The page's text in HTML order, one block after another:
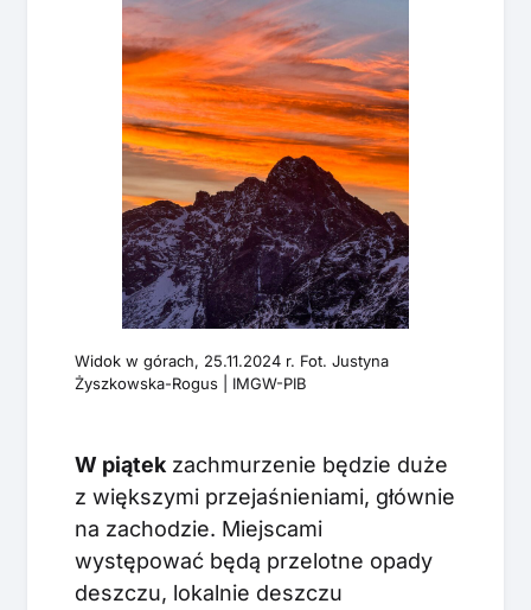
Widok w górach, 25.11.2024 r. Fot. Justyna
Żyszkowska-Rogus | IMGW-PIB
W piątek zachmurzenie będzie duże
z większymi przejaśnieniami, głównie
na zachodzie. Miejscami
występować będą przelotne opady
deszczu, lokalnie deszczu